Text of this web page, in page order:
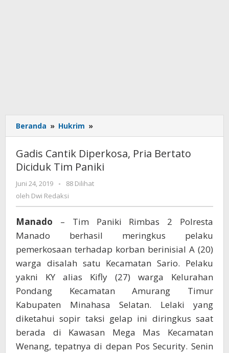
Beranda » Hukrim »
Cantik
Diperkosa,
Pria
Bertato
Gadis Cantik Diperkosa, Pria Bertato
Diciduk Tim Paniki
Juni 24, 2019
oleh
Dwi
-
88 Dilihat
oleh Dwi Redaksi
Manado – Tim Paniki Rimbas 2 Polresta
Manado berhasil meringkus pelaku
pemerkosaan terhadap korban berinisial A (20)
warga disalah satu Kecamatan Sario. Pelaku
yakni KY alias Kifly (27) warga Kelurahan
Pondang Kecamatan Amurang Timur
Kabupaten Minahasa Selatan. Lelaki yang
diketahui sopir taksi gelap ini diringkus saat
berada di Kawasan Mega Mas Kecamatan
Wenang, tepatnya di depan Pos Security. Senin